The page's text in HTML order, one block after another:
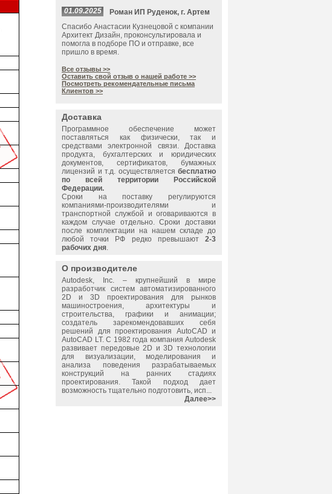
01.09.2025
Роман ИП Руденок, г. Артем
Спасибо Анастасии Кузнецовой с компании
Архитект Дизайн, проконсультировала и
помогла в подборе ПО и отправке, все
пришло в время.
Все отзывы >>
Оставить свой отзыв о нашей работе >>
Посмотреть рекомендательные письма
Клиентов >>
Доставка
Программное обеспечение может
поставляться как физически, так и
средствами электронной связи. Доставка
продукта, бухгалтерских и юридических
документов, сертификатов, бумажных
лицензий и т.д. осуществляется бесплатно
по всей территории Российской
Федерации.
Сроки на поставку регулируются
компаниями-производителями и
транспортной службой и оговариваются в
каждом случае отдельно. Сроки доставки
после комплектации на нашем складе до
любой точки РФ редко превышают 2-3
рабочих дня.
О производителе
Autodesk, Inc. – крупнейший в мире
разработчик систем автоматизированного
2D и 3D проектирования для рынков
машиностроения, архитектуры и
строительства, графики и анимации;
создатель зарекомендовавших себя
решений для проектирования AutoCAD и
AutoCAD LT. С 1982 года компания Autodesk
развивает передовые 2D и 3D технологии
для визуализации, моделирования и
анализа поведения разрабатываемых
конструкций на ранних стадиях
проектирования. Такой подход дает
возможность тщательно подготовить, исп...
Далее>>